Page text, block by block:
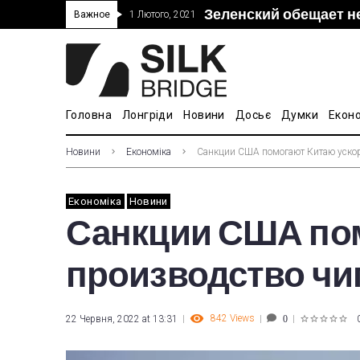
Важное 1 Лютого, 2021 Зеленский обещает
Прошло 5-тое
“Дочка” Beijing
В Украине ввели
Головна Лонгріди Новини Досьє Думки
Новини Економіка Санкции США помогают Китаю
Економіка Новини
Санкции США
производство
22 Червня, 2022 at 13:31 842 Views 0